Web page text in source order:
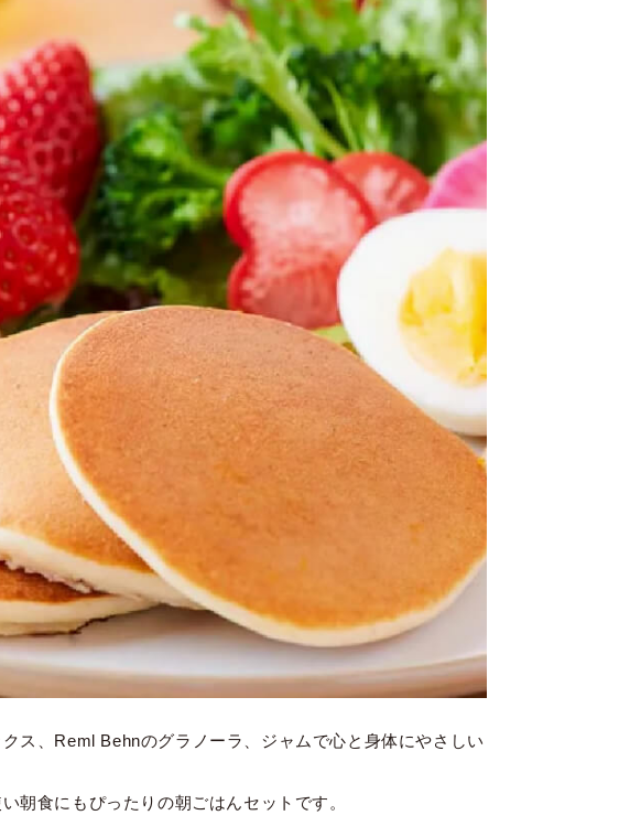
ス、Reml Behnのグラノーラ、ジャムで心と身体にやさしい
朝食にもぴったりの朝ごはんセットです。